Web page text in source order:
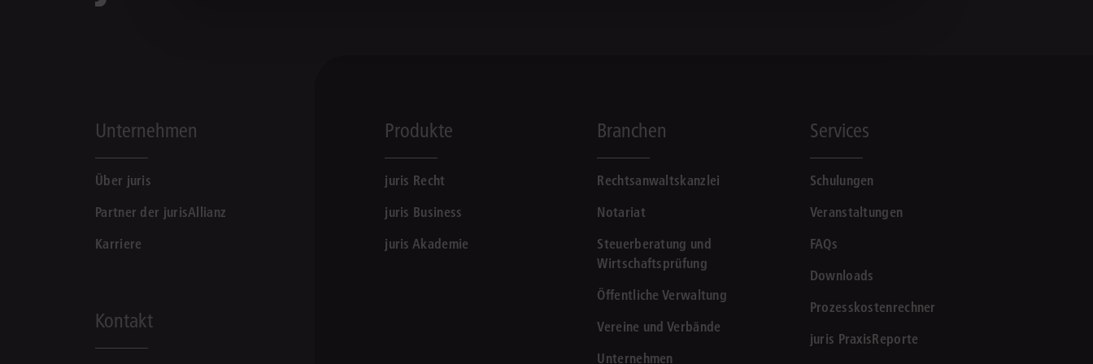
Unternehmen
Über juris
Partner der jurisAllianz
Karriere
Kontakt
Produkte
juris Recht
juris Business
juris Akademie
Branchen
Rechtsanwaltskanzlei
Notariat
Steuerberatung und
Wirtschaftsprüfung
Öffentliche Verwaltung
Vereine und Verbände
Unternehmen
Services
Schulungen
Veranstaltungen
FAQs
Downloads
Prozesskostenrechner
juris PraxisReporte